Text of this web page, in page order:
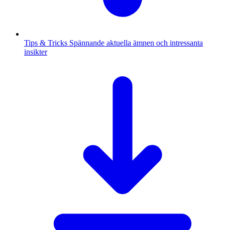
Tips & Tricks Spännande aktuella ämnen och intressanta
insikter